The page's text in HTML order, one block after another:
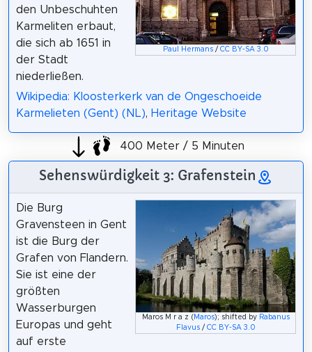
Paul Hermans/ CC BY-SA 3.0
den Unbeschuhten
Karmeliten erbaut,
die sich ab 1651 in
der Stadt
niederließen.
Wikipedia: Kloosterkerk van de Ongeschoeide
Karmelieten (Gent) (NL), Heritage Website
400 Meter / 5 Minuten
Sehenswürdigkeit 3: Grafenstein
Maros M r a z ( Maros); shifted by Rabanus
Flavus/ CC BY-SA 3.0
Die Burg
Gravensteen in Gent
ist die Burg der
Grafen von Flandern.
Sie ist eine der
größten
Wasserburgen
Europas und geht
auf erste